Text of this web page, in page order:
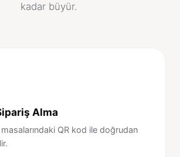
kadar büyür.
Alma
QR kod ile doğrudan